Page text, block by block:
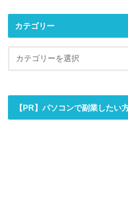
カテゴリー
【PR】パソコンで副業したい